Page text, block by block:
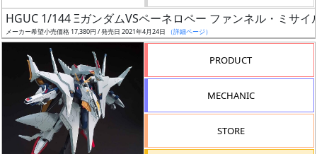
グ
レ
HGUC 1/144 ΞガンダムVSペーネロペー ファンネル・ミサイ
メーカー希望小売価格 17,380円 / 発売日 2021年4月24日 （詳細ページ）
PRODUCT
MECHANIC
STORE